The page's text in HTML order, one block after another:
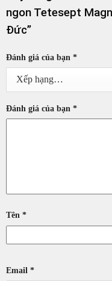
ngon Tetesept
Đức”
Đánh giá của bạn *
Đánh giá của bạn *
Tên *
Email *